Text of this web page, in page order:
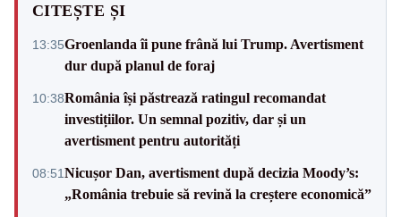
CITEȘTE ȘI
13:35Groenlanda îi pune frână lui Trump. Avertisment
dur după planul de foraj
10:38România își păstrează ratingul recomandat
investițiilor. Un semnal pozitiv, dar și un
avertisment pentru autorități
08:51Nicușor Dan, avertisment după decizia Moody’s:
„România trebuie să revină la creștere economică”